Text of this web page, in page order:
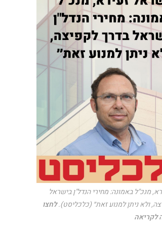
מנכ"ל באמונה: מחירי הנדל"ן בישראל
ולא ניתן למנוע זאת״ (כלכליסט).לחצו
לקריאה